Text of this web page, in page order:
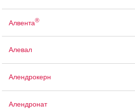
Алвента®
Алевал
Алендрокерн
Алендронат